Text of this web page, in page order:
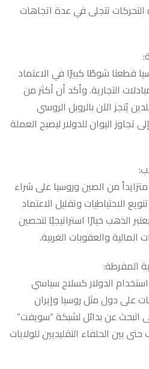
تتجلى في عدة اتجاهات
قطعتا شوطًا كبيرًا في الاعتماد
التجارية. وأكد أن أكثر من
يُنجز الآن بالروبل الروسي
تجاوز اليوان للدولار ليصبح العملة
من الصين وروسيا على شراء
الاحتياطيات وتقليل الاعتماد
الذهب خيارًا استراتيجيًا لتحصين
المالية والعقوبات الغربية.
الدولار كسلاح سياسي
على دول مثل روسيا وإيران
البحث عن بدائل لشبكة “سويفت”
بين الحلفاء التقليديين للولايات